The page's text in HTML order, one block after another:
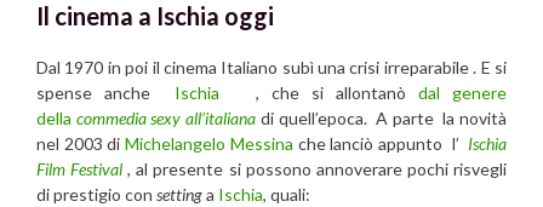
Il cinema a Ischia oggi
Dal 1970 in poi il cinema Italiano subì una crisi irreparabile . E si
spense anche Ischia , che si allontanò dal genere
della commedia sexy all’italiana di quell’epoca. A parte la novità
nel 2003 diMichelangelo Messina che lanciò appunto l’ Ischia
Film Festival, al presente si possono annoverare pochi risvegli
di prestigio con settinga Ischia, quali: